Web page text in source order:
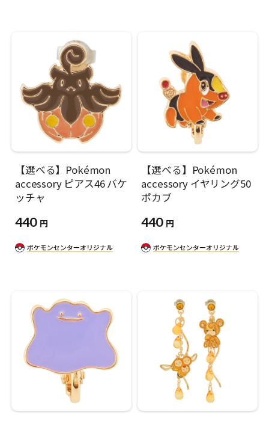
【選べる】Pokémon
accessory ピアス46 バケ
ッチャ
440 円
【選べる】Pokémon
accessory イヤリング50
ポカブ
440 円